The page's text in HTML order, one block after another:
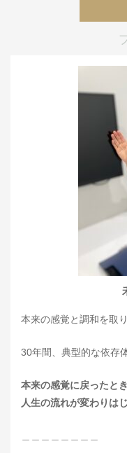
本来の感覚と調和を
30年間、典型的な依存
本来の感覚に戻ったとき
人生の流れが変わりは